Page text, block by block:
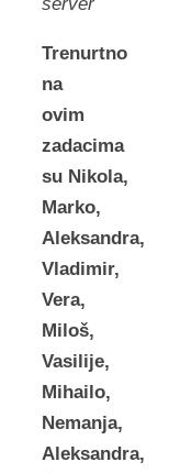
Trenurtno
na
ovim
zadacima
su Nikola,
Marko,
Aleksandra,
Vladimir,
Vera,
Miloš,
Vasilije,
Mihailo,
Nemanja,
Aleksandra,